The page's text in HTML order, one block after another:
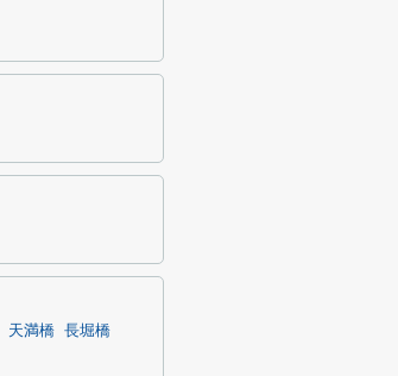
天満橋 長堀橋